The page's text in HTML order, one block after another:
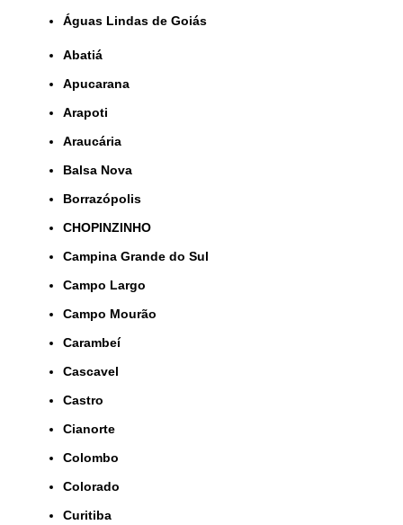
Águas Lindas de Goiás
Abatiá
Apucarana
Arapoti
Araucária
Balsa Nova
Borrazópolis
CHOPINZINHO
Campina Grande do Sul
Campo Largo
Campo Mourão
Carambeí
Cascavel
Castro
Cianorte
Colombo
Colorado
Curitiba